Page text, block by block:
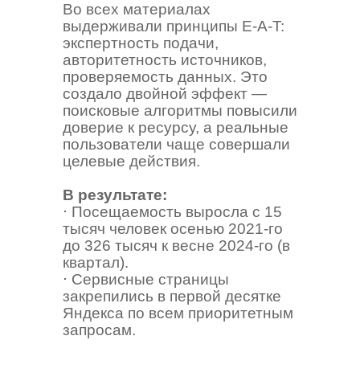
Во всех материалах
выдерживали принципы E-A-T:
экспертность подачи,
авторитетность источников,
проверяемость данных. Это
создало двойной эффект —
поисковые алгоритмы повысили
доверие к ресурсу, а реальные
пользователи чаще совершали
целевые действия.
В результате:
⋅ Посещаемость выросла с 15
тысяч человек осенью 2021-го
до 326 тысяч к весне 2024-го (в
квартал).
⋅ Сервисные страницы
закрепились в первой десятке
Яндекса по всем приоритетным
запросам.